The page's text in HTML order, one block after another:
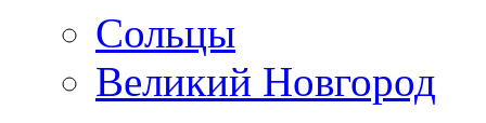
Сольцы
Великий Новгород